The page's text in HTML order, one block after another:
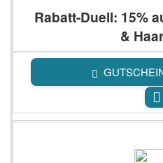
Rabatt-Duell: 15%
&